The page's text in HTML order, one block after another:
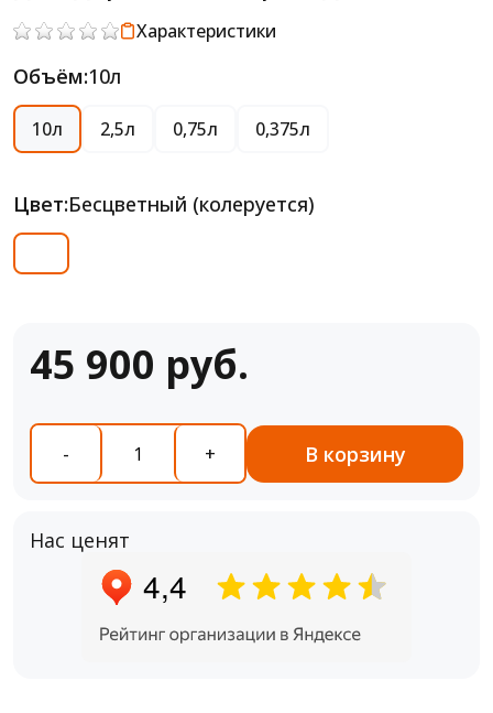
Характеристики
Объём:10л
10л 2,5л 0,75л 0,375л
Цвет:Бесцветный (колеруется)
45 900 руб.
- + В корзину
Нас ценят